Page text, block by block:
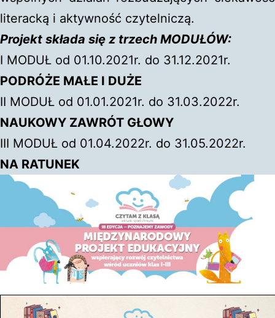
literacką i aktywność czytelniczą.
Projekt składa się z trzech MODUŁÓW:
I MODUŁ od 01.10.2021r. do 31.12.2021r.
PODRÓŻE MAŁE I DUŻE
II MODUŁ od 01.01.2021r. do 31.03.2022r.
NAUKOWY ZAWRÓT GŁOWY
III MODUŁ od 01.04.2022r. do 31.05.2022r.
NA RATUNEK